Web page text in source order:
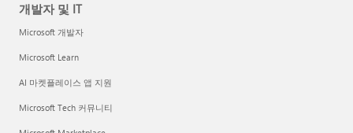
개발자 및 IT
Microsoft 개발자
Microsoft Learn
AI 마켓플레이스 앱 지원
Microsoft Tech 커뮤니티